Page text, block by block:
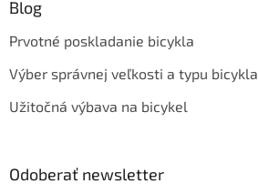
Blog
Prvotné poskladanie bicykla
Výber správnej veľkosti a typu bicykla
Užitočná výbava na bicykel
Odoberať newsletter